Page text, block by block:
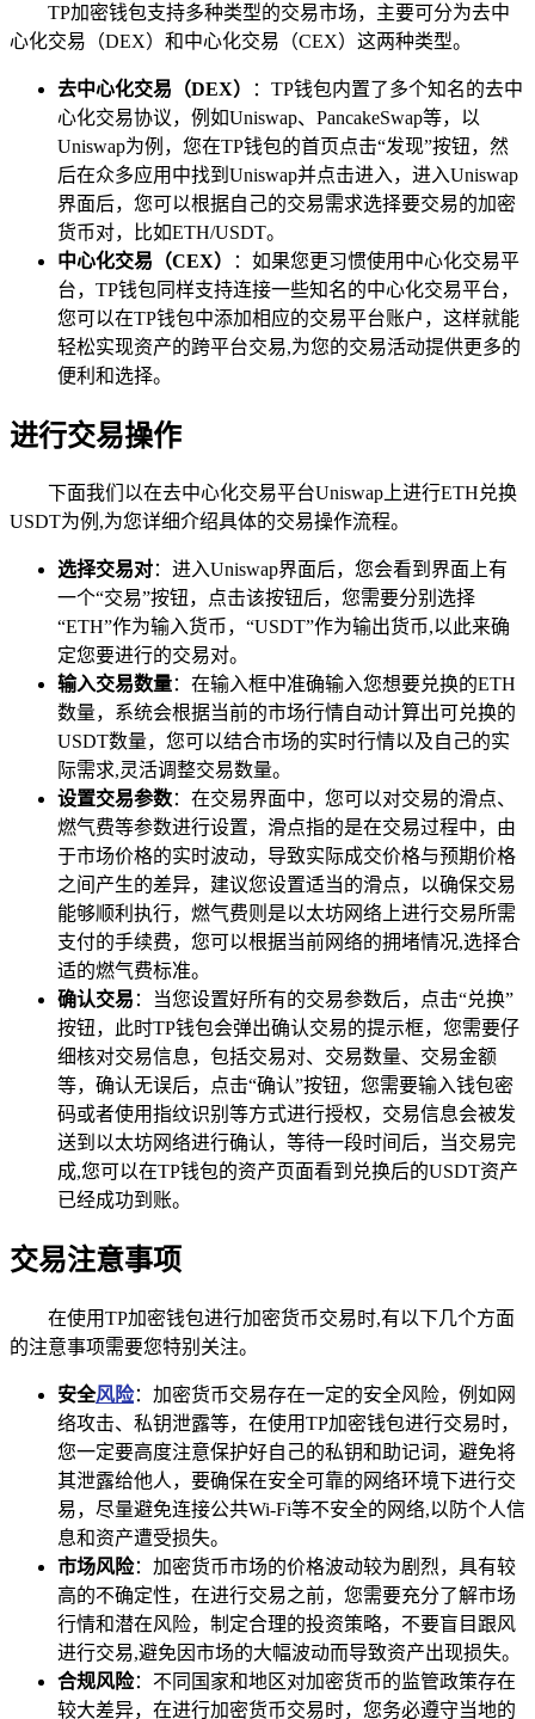
TP加密钱包支持多种类型的交易市场，主要可分为去中
心化交易（DEX）和中心化交易（CEX）这两种类型。
去中心化交易（DEX）
：TP钱包内置了多个知名的去中
心化交易协议，例如Uniswap、PancakeSwap等，以
Uniswap为例，您在TP钱包的首页点击“发现”按钮，然
后在众多应用中找到Uniswap并点击进入，进入Uniswap
界面后，您可以根据自己的交易需求选择要交易的加密
货币对，比如ETH/USDT。
中心化交易（CEX）
：如果您更习惯使用中心化交易平
台，TP钱包同样支持连接一些知名的中心化交易平台，
您可以在TP钱包中添加相应的交易平台账户，这样就能
轻松实现资产的跨平台交易,为您的交易活动提供更多的
便利和选择。
进行交易操作
下面我们以在去中心化交易平台Uniswap上进行ETH兑换
USDT为例,为您详细介绍具体的交易操作流程。
选择交易对：进入Uniswap界面后，您会看到界面上有
一个“交易”按钮，点击该按钮后，您需要分别选择
“ETH”作为输入货币，“USDT”作为输出货币,以此来确
定您要进行的交易对。
输入交易数量：在输入框中准确输入您想要兑换的ETH
数量，系统会根据当前的市场行情自动计算出可兑换的
USDT数量，您可以结合市场的实时行情以及自己的实
际需求,灵活调整交易数量。
设置交易参数：在交易界面中，您可以对交易的滑点、
燃气费等参数进行设置，滑点指的是在交易过程中，由
于市场价格的实时波动，导致实际成交价格与预期价格
之间产生的差异，建议您设置适当的滑点，以确保交易
能够顺利执行，燃气费则是以太坊网络上进行交易所需
支付的手续费，您可以根据当前网络的拥堵情况,选择合
适的燃气费标准。
确认交易 ：当您设置好所有的交易参数后，点击“兑换”
按钮，此时TP钱包会弹出确认交易的提示框，您需要仔
细核对交易信息，包括交易对、交易数量、交易金额
等，确认无误后，点击“确认”按钮，您需要输入钱包密
码或者使用指纹识别等方式进行授权，交易信息会被发
送到以太坊网络进行确认，等待一段时间后，当交易完
成,您可以在TP钱包的资产页面看到兑换后的USDT资产
已经成功到账。
交易注意事项
在使用TP加密钱包进行加密货币交易时,有以下几个方面
的注意事项需要您特别关注。
安全风险：加密货币交易存在一定的安全风险，例如网
络攻击、私钥泄露等，在使用TP加密钱包进行交易时，
您一定要高度注意保护好自己的私钥和助记词，避免将
其泄露给他人，要确保在安全可靠的网络环境下进行交
易，尽量避免连接公共Wi-Fi等不安全的网络,以防个人信
息和资产遭受损失。
市场风险：加密货币市场的价格波动较为剧烈，具有较
高的不确定性，在进行交易之前，您需要充分了解市场
行情和潜在风险，制定合理的投资策略，不要盲目跟风
进行交易,避免因市场的大幅波动而导致资产出现损失。
合规风险：不同国家和地区对加密货币的监管政策存在
较大差异，在进行加密货币交易时，您务必遵守当地的